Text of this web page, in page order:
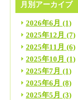
月別アーカイブ
2026年6月 (1)
2025年12月 (7)
2025年11月 (6)
2025年10月 (1)
2025年7月 (1)
2025年6月 (8)
2025年5月 (3)